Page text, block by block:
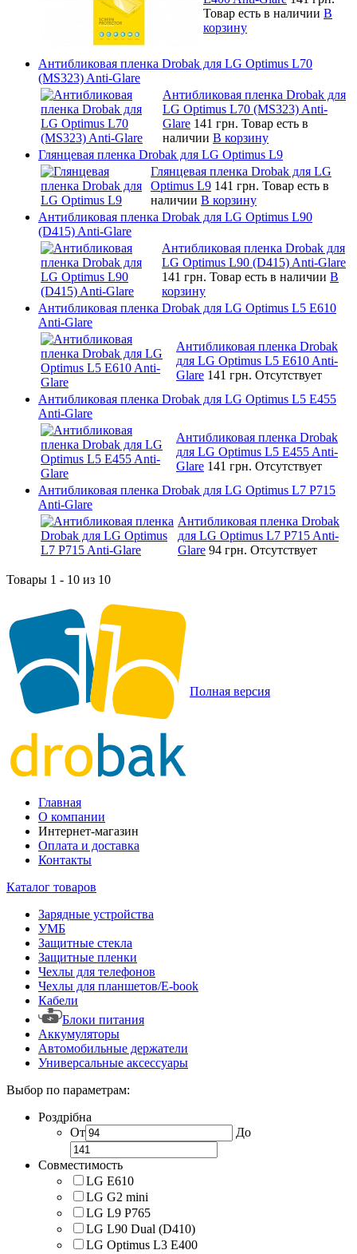
Товар есть в наличии В
корзину
Антибликовая пленка Drobak для LG Optimus L70
(MS323) Anti-Glare
Антибликовая пленка Drobak для
LG Optimus L70 (MS323) Anti-
Glare 141 грн. Товар есть в
наличии В корзину
Глянцевая пленка Drobak для LG Optimus L9
Глянцевая пленка Drobak для LG
Optimus L9 141 грн. Товар есть в
наличии В корзину
Антибликовая пленка Drobak для LG Optimus L90
(D415) Anti-Glare
Антибликовая пленка Drobak для
LG Optimus L90 (D415) Anti-Glare
141 грн. Товар есть в наличии В
корзину
Антибликовая пленка Drobak для LG Optimus L5 E610
Anti-Glare
Антибликовая пленка Drobak
для LG Optimus L5 E610 Anti-
Glare 141 грн. Отсутствует
Антибликовая пленка Drobak для LG Optimus L5 E455
Anti-Glare
Антибликовая пленка Drobak
для LG Optimus L5 E455 Anti-
Glare 141 грн. Отсутствует
Антибликовая пленка Drobak для LG Optimus L7 P715
Anti-Glare
Антибликовая пленка Drobak
для LG Optimus L7 P715 Anti-
Glare 94 грн. Отсутствует
Товары 1 - 10 из 10
Полная версия
Главная
О компании
Интернет-магазин
Оплата и доставка
Контакты
Каталог товаров
Зарядные устройства
УМБ
Защитные стекла
Защитные пленки
Чехлы для телефонов
Чехлы для планшетов/E-book
Кабели
Блоки питания
Аккумуляторы
Автомобильные держатели
Универсальные аксессуары
Выбор по параметрам:
Роздрібна
От
До
Совместимость
LG E610
LG G2 mini
LG L9 P765
LG L90 Dual (D410)
LG Optimus L3 E400